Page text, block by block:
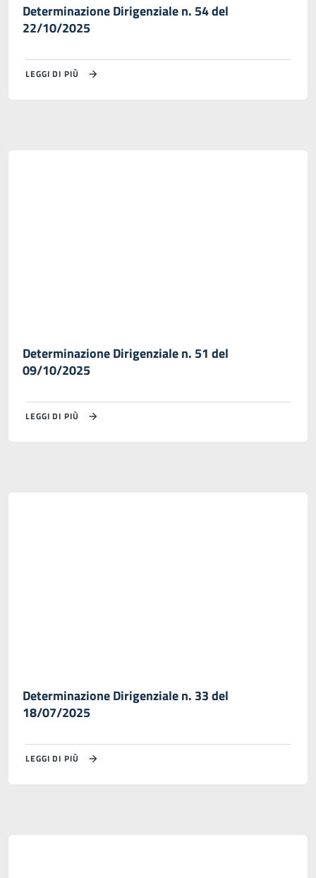
Determinazione Dirigenziale n. 54 del
22/10/2025
LEGGI DI PIÙ
Determinazione Dirigenziale n. 51 del
09/10/2025
LEGGI DI PIÙ
Determinazione Dirigenziale n. 33 del
18/07/2025
LEGGI DI PIÙ